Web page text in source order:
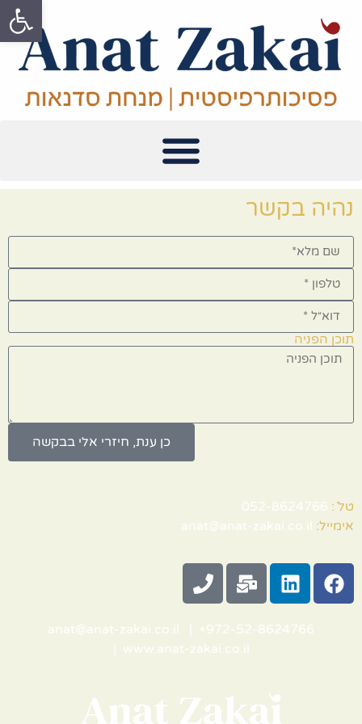
פתח
נהיה בקשר
תוכן הפניה
כן ענת, חיזרי אלי בבקשה
טל´: 052-8624766
אימייל:
anat@anat-zakai.co.il
972-52-8624766
+ |
anat@anat-zakai.co.il
www.anat-zakai.co.il